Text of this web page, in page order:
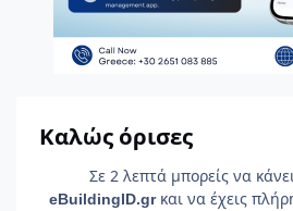
Καλώς όρισες
Σε 2 λεπτά μπορείς να
eBuildingID.gr και να έχεις